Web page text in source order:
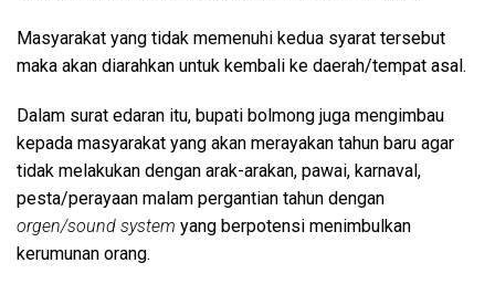
Masyarakat yang tidak memenuhi kedua syarat tersebut
maka akan diarahkan untuk kembali ke daerah/tempat asal.
Dalam surat edaran itu, bupati bolmong juga mengimbau
kepada masyarakat yang akan merayakan tahun baru agar
tidak melakukan dengan arak-arakan, pawai, karnaval,
pesta/perayaan malam pergantian tahun dengan
orgen/sound system yang berpotensi menimbulkan
kerumunan orang.